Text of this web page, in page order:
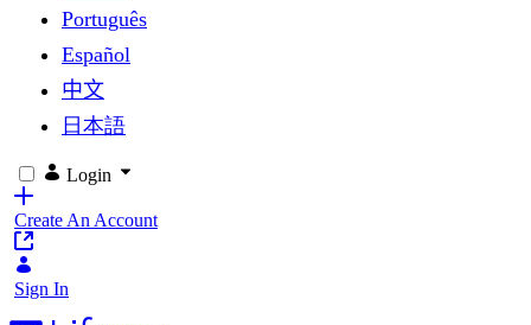
Português
Español
中文
日本語
Login
Create An Account
Sign In